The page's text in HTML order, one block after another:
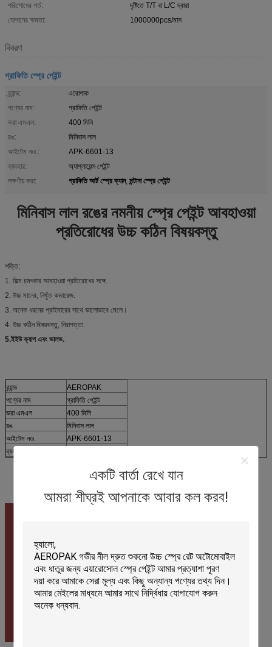
একটি বার্তা রেখে যান
আমরা শীঘ্রই আপনাকে আবার কল করব!
পরিশোধের শর্ত:
দৃষ্টিতে T/T বা L/C দ্বারা
যোগানের ক্ষমতা:
1000000pcs/মাস
বিবরণ
গ্রাফিতি স্প্রে পেইন্ট
ব্র্যান্ড:
এরোপাক
পণ্যের নাম:
গ্রাফিতি পেইন্ট
ভরা এমএল:
400 মিলি
রঙ:
মিনিবাস লাল
আইটেম নংঃ.:
APK-6601-13
ব্যবহার:
অ্যাপ্লায়েন্স পেইন্ট
লক্ষণীয় করা:
গ্রাফিতি আর্ট স্প্রে ক্যান, মন্টানা স্প্রে পেইন্ট
মিনিবাস লাল রঙের নমনীয় স্প্রে পেইন্ট আবহাওয়া
প্রতিরোধের উচ্চ কঠিন বিষয়বস্তু
শক্তি:
1. ফিল্ম চমৎকার আবহাওয়া প্রতিরোধের সঙ্গে.
2. উচ্চ মানের, নিখুঁত কভারেজ.
3. অনেক ধরনের প্রাইমারের সাথে ভালোভাবে মেলে।
4. উচ্চ কঠিন বিষয়বস্তু, নিরাপত্তা.
5.ইইউ ক্যাপ এবং ভালভ.
ব্র্যান্ড
AEROPAK
পণ্যের নাম
গ্রাফিতি পেইন্ট
ভরা এমএল
400 মিলি
রঙ
মিনিবাস লাল
আইটেম নংঃ.
APK-6601-13
ব্যবহার